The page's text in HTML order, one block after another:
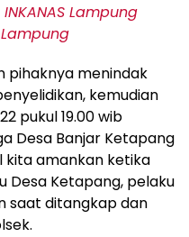
Lampung
pihaknya menindak
kemudian
pukul 19.00 wib
Desa Banjar Ketapang
kita amankan ketika
Desa Ketapang, pelaku
saat ditangkap dan